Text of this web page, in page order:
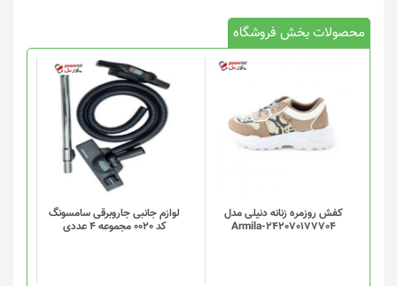
محصولات بخش فروشگاه
کفش روزمره زنانه دنیلی مدل
Armila-242070177704
لوازم جانبی جاروبرقی سامسونگ
کد 0020 مجموعه 4 عددی